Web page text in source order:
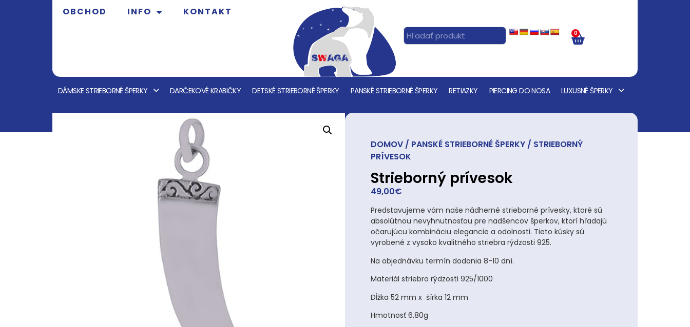
OBCHOD INFO KONTAKT
0
DÁMSKE STRIEBORNÉ ŠPERKY DARČEKOVÉ KRABIČKY DETSKÉ STRIEBORNÉ ŠPERKY PANSKÉ STRIEBORNÉ ŠPERKY RETIAZKY PIERCING DO NOSA LUXUSNÉ ŠPERKY
DOMOV / PANSKÉ STRIEBORNÉ ŠPERKY / STRIEBORNÝ
PRÍVESOK
Strieborný prívesok
49,00€
Predstavujeme vám naše nádherné strieborné prívesky, ktoré sú
absolútnou nevyhnutnosťou pre nadšencov šperkov, ktorí hľadajú
očarujúcu kombináciu elegancie a odolnosti. Tieto kúsky sú
vyrobené z vysoko kvalitného striebra rýdzosti 925.
Na objednávku termín dodania 8-10 dní.
Materiál striebro rýdzosti 925/1000
Dĺžka 52 mm x šírka 12 mm
Hmotnosť 6,80g